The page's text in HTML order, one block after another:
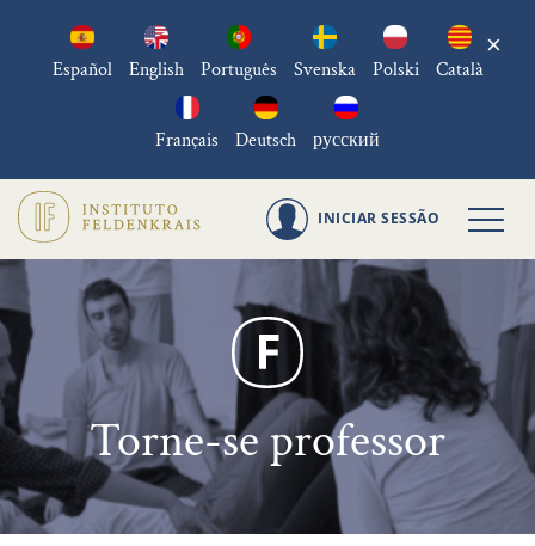
Español English Português Svenska Polski Català
Français Deutsch русский
×
INICIAR SESSÃO
Torne-se professor